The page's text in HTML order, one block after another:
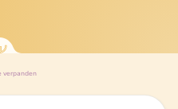
verpanden